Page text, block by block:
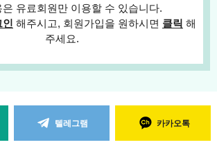
은 유료회원만 이용할 수 있습니다.
인 해주시고, 회원가입을 원하시면 클릭 해
주세요.
텔레그램 카카오톡